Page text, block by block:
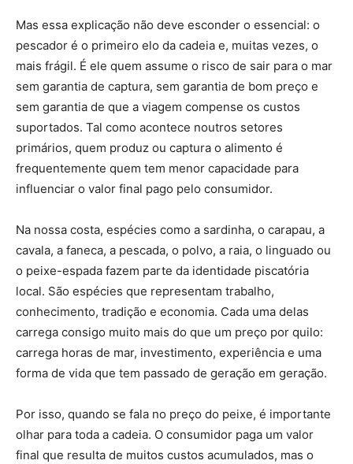
Mas essa explicação não deve esconder o essencial: o
pescador é o primeiro elo da cadeia e, muitas vezes, o
mais frágil. É ele quem assume o risco de sair para o mar
sem garantia de captura, sem garantia de bom preço e
sem garantia de que a viagem compense os custos
suportados. Tal como acontece noutros setores
primários, quem produz ou captura o alimento é
frequentemente quem tem menor capacidade para
influenciar o valor final pago pelo consumidor.
Na nossa costa, espécies como a sardinha, o carapau, a
cavala, a faneca, a pescada, o polvo, a raia, o linguado ou
o peixe-espada fazem parte da identidade piscatória
local. São espécies que representam trabalho,
conhecimento, tradição e economia. Cada uma delas
carrega consigo muito mais do que um preço por quilo:
carrega horas de mar, investimento, experiência e uma
forma de vida que tem passado de geração em geração.
Por isso, quando se fala no preço do peixe, é importante
olhar para toda a cadeia. O consumidor paga um valor
final que resulta de muitos custos acumulados, mas o